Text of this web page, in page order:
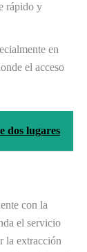
rápido y
en
el acceso
dos lugares
con la
el servicio
la extracción